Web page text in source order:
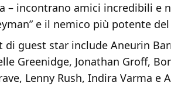
– incontrano amici incredibili e
e il nemico più potente
di guest star include Aneurin
Greenidge, Jonathan Groff,
Lenny Rush, Indira Varma e